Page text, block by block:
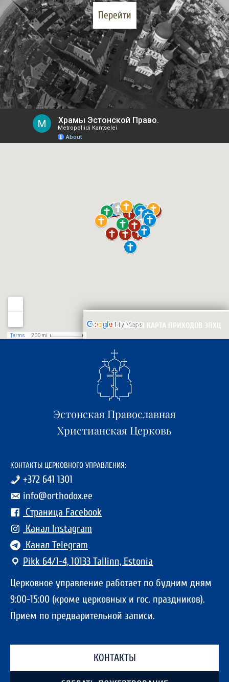
Перейти
ИНТЕРАКТИВНАЯ КАРТА ПРИХОДОВ ЭПХЦ
Эстонская Православная
Христианская Церковь
КОНТАКТЫ ЦЕРКОВНОГО УПРАВЛЕНИЯ:
+372 641 1301
info@orthodox.ee
Страница Facebook
Канал Instagram
Канал Telegram
Pikk 64/1-4, 10133 Tallinn, Estonia
Церковное управление работает по будним дням
9:00-15:00 (кроме церковных и гос. праздников).
Прием по предварительной записи.
КОНТАКТЫ